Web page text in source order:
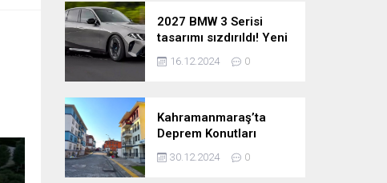
2027 BMW 3 Serisi
tasarımı sızdırıldı! Yeni
nesil sedan’dan
şaşırtıcı yenilikler!
16.12.2024 0
Kahramanmaraş’ta
Deprem Konutları
2025’te Teslim Edilecek
30.12.2024 0